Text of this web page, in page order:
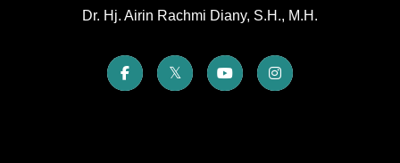
Dr. Hj. Airin Rachmi Diany, S.H., M.H.